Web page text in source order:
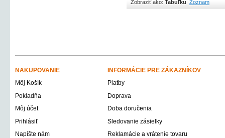
Zobraziť ako: Tabuľku Zoznam
NAKUPOVANIE
INFORMÁCIE PRE ZÁKAZNÍKOV
Môj Košík
Platby
Pokladňa
Doprava
Môj účet
Doba doručenia
Prihlásiť
Sledovanie zásielky
Napíšte nám
Reklamácie a vrátenie tovaru